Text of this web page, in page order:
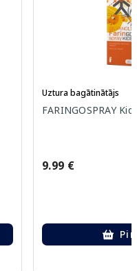
Uztura bagātinātājs
FARINGOSPRAY
9.99 €